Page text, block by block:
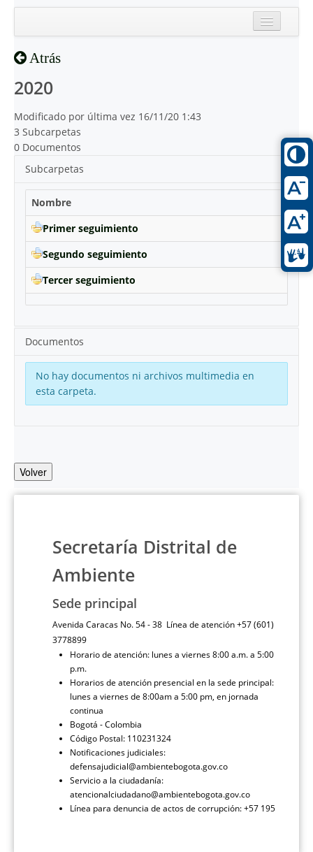
Atrás
2020
Modificado por última vez 16/11/20 1:43
3 Subcarpetas
0 Documentos
Subcarpetas
Nombre
Primer seguimiento
Segundo seguimiento
Tercer seguimiento
Documentos
No hay documentos ni archivos multimedia en
esta carpeta.
Volver
Secretaría Distrital de
Ambiente
Sede principal
Avenida Caracas No. 54 - 38 Línea de atención +57 (601)
3778899
Horario de atención: lunes a viernes 8:00 a.m. a 5:00
p.m.
Horarios de atención presencial en la sede principal:
lunes a viernes de 8:00am a 5:00 pm, en jornada
continua
Bogotá - Colombia
Código Postal: 110231324
Notificaciones judiciales:
defensajudicial@ambientebogota.gov.co
Servicio a la ciudadanía:
atencionalciudadano@ambientebogota.gov.co
Línea para denuncia de actos de corrupción: +57 195